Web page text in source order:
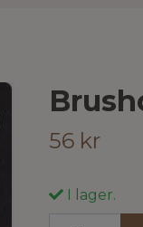
56 kr
I lager.